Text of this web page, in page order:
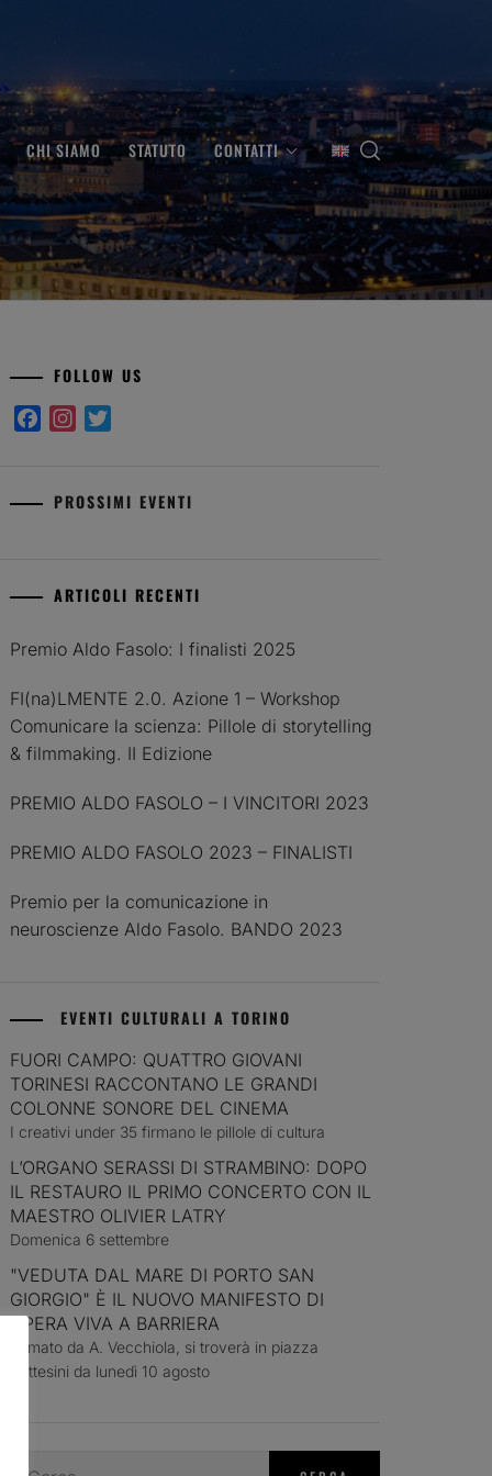
CHI SIAMO STATUTO CONTATTI
FOLLOW US
FacebookInstagram
PROSSIMI EVENTI
ARTICOLI RECENTI
Premio Aldo Fasolo: I finalisti 2025
FI(na)LMENTE 2.0. Azione 1 – Workshop
Comunicare la scienza: Pillole di storytelling
& filmmaking. II Edizione
PREMIO ALDO FASOLO – I VINCITORI 2023
PREMIO ALDO FASOLO 2023 – FINALISTI
Premio per la comunicazione in
neuroscienze Aldo Fasolo. BANDO 2023
EVENTI CULTURALI A TORINO
FUORI CAMPO: QUATTRO GIOVANI
TORINESI RACCONTANO LE GRANDI
COLONNE SONORE DEL CINEMA
I creativi under 35 firmano le pillole di cultura
L’ORGANO SERASSI DI STRAMBINO: DOPO
IL RESTAURO IL PRIMO CONCERTO CON IL
MAESTRO OLIVIER LATRY
Domenica 6 settembre
"VEDUTA DAL MARE DI PORTO SAN
GIORGIO" È IL NUOVO MANIFESTO DI
OPERA VIVA A BARRIERA
Firmato da A. Vecchiola, si troverà in piazza
Bottesini da lunedì 10 agosto